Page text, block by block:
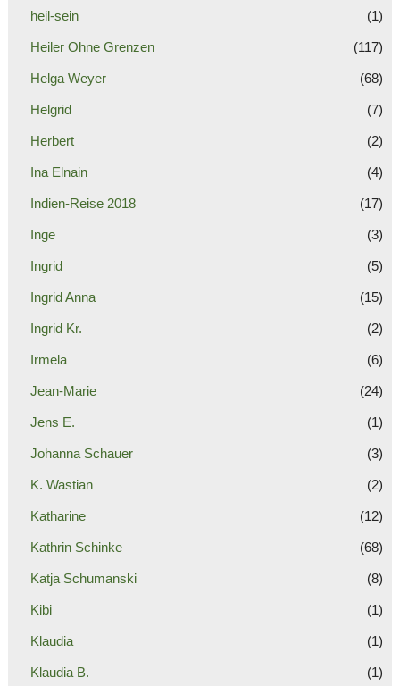
heil-sein (1)
Heiler Ohne Grenzen (117)
Helga Weyer (68)
Helgrid (7)
Herbert (2)
Ina Elnain (4)
Indien-Reise 2018 (17)
Inge (3)
Ingrid (5)
Ingrid Anna (15)
Ingrid Kr. (2)
Irmela (6)
Jean-Marie (24)
Jens E. (1)
Johanna Schauer (3)
K. Wastian (2)
Katharine (12)
Kathrin Schinke (68)
Katja Schumanski (8)
Kibi (1)
Klaudia (1)
Klaudia B. (1)